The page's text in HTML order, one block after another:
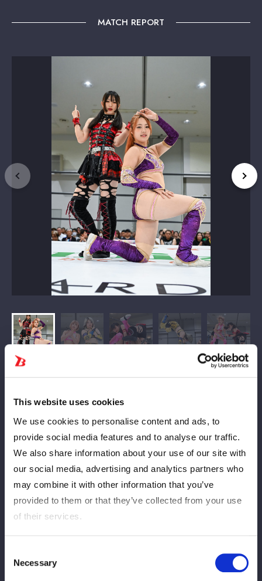
This website uses cookies
We use cookies to personalise content and ads, to
provide social media features and to analyse our traffic.
We also share information about your use of our site with
our social media, advertising and analytics partners who
may combine it with other information that you’ve
provided to them or that they’ve collected from your use
of their services.
Selection
Necessary
MATCH REPORT
杏がチームを結成して挑むタッグマッチ。早くも後輩を率いる立
場になったゆりあ。５★ＳＴＡＲ ＧＰ出場権を懸けた試合も近